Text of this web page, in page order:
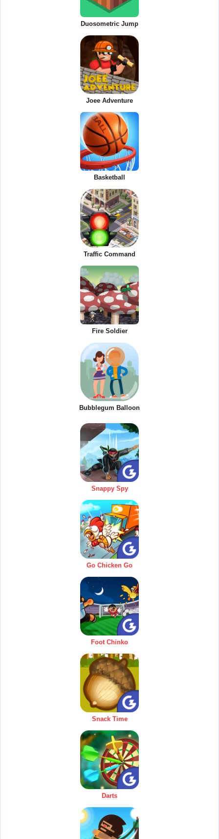
Duosometric Jump
Joee Adventure
Basketball
Traffic Command
Fire Soldier
Bubblegum Balloon
Snappy Spy
Go Chicken Go
Foot Chinko
Snack Time
Darts